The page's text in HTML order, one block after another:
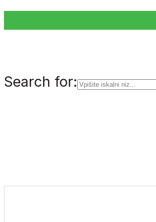
Search for: